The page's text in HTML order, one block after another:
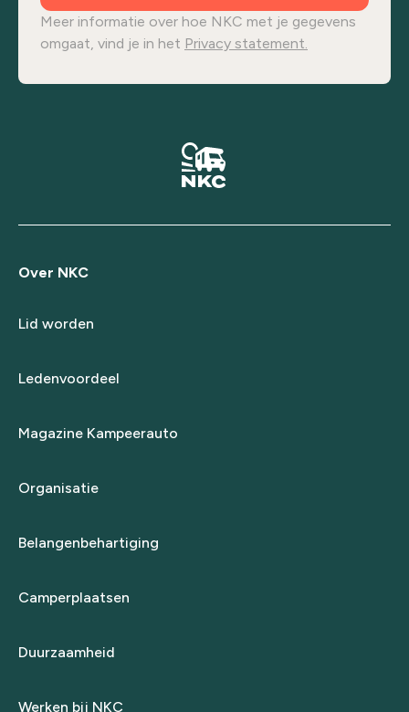
Meer informatie over hoe NKC met je gegevens
omgaat, vind je in het Privacy statement.
Over NKC
Lid worden
Ledenvoordeel
Magazine Kampeerauto
Organisatie
Belangenbehartiging
Camperplaatsen
Duurzaamheid
Werken bij NKC